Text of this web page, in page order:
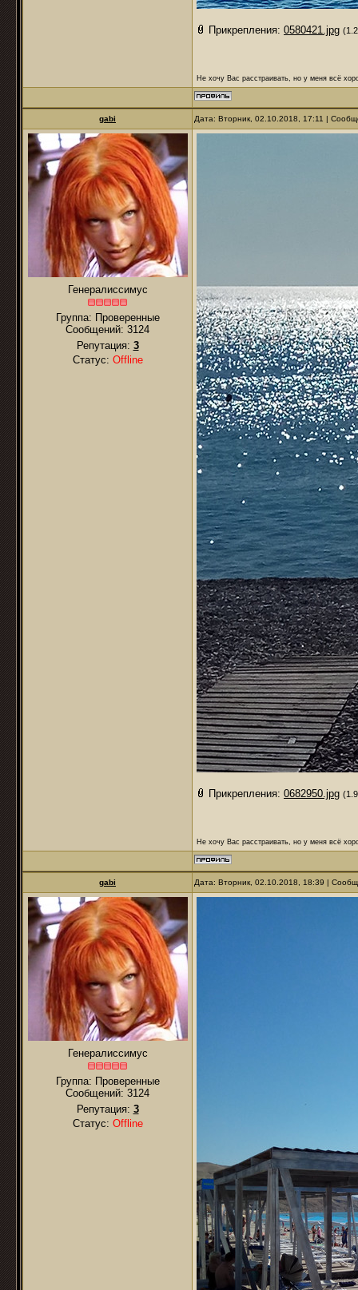
Прикрепления: 0580421.jpg
Не хочу Вас расстраивать, но у меня всё
gabi Дата: Вторник, 02.10.2018, 17:11 |
Генералиссимус
Группа: Проверенные
Сообщений: 3124
Репутация: 3
Статус: Offline
Прикрепления: 0682950.jpg
Не хочу Вас расстраивать, но у меня всё
gabi Дата: Вторник, 02.10.2018, 18:39 |
Генералиссимус
Группа: Проверенные
Сообщений: 3124
Репутация: 3
Статус: Offline